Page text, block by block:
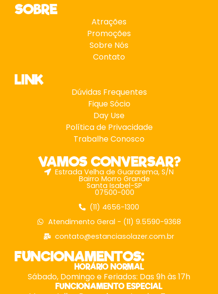
SOBRE
Atrações
Promoções
Sobre Nós
Contato
LINK
Dúvidas Frequentes
Fique Sócio
Day Use
Política de Privacidade
Trabalhe Conosco
VAMOS CONVERSAR?
Estrada Velha de Guararema, S/N
Bairro Morro Grande
Santa Isabel-SP
07500-000
(11) 4656-1300
Atendimento Geral - (11) 9.5590-9368
contato@estanciasolazer.com.br
FUNCIONAMENTOS:
HORÁRIO NORMAL
Sábado, Domingo e Feriados: Das 9h às 17h
FUNCIONAMENTO ESPECIAL